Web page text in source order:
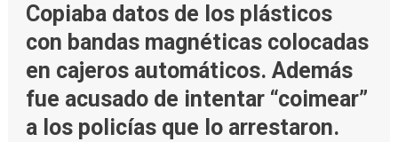
Copiaba datos de los plásticos
con bandas magnéticas colocadas
en cajeros automáticos. Además
fue acusado de intentar “coimear”
a los policías que lo arrestaron.